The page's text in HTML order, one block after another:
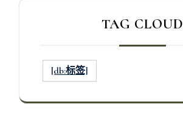
TAG CLOUD
[db:标签]